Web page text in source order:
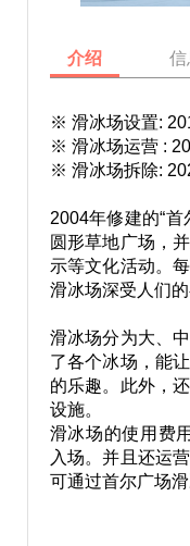
介绍 信
※ 滑冰场设置:
※ 滑冰场运营 :
※ 滑冰场拆除:
2004年修建的“
圆形草地广场，
示等文化活动。
滑冰场深受人们的
滑冰场分为大、
了各个冰场，能
的乐趣。此外，
设施。
滑冰场的使用费
入场。并且还运
可通过首尔广场滑